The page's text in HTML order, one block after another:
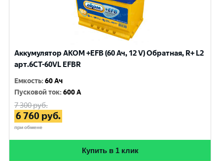
Аккумулятор AKOM +EFB (60 Ач, 12 V) Обратная, R+ L2
арт.6CТ-60VL EFBR
Емкость:60 Ач
Пусковой ток:600 A
7 300руб.
6 760 руб.
при обмене
Купить в 1 клик